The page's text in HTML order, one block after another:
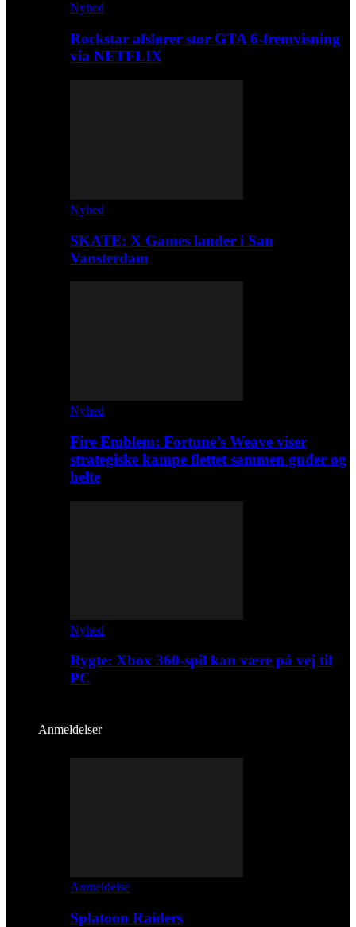
Nyhed
Rockstar afslører stor GTA 6-fremvisning
via NETFLIX
Nyhed
SKATE: X Games lander i San
Vansterdam
Nyhed
Fire Emblem: Fortune’s Weave viser
strategiske kampe flettet sammen guder og
helte
Nyhed
Rygte: Xbox 360-spil kan være på vej til
PC
Anmeldelser
Anmeldelse
Splatoon Raiders